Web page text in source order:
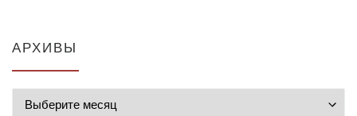
АРХИВЫ